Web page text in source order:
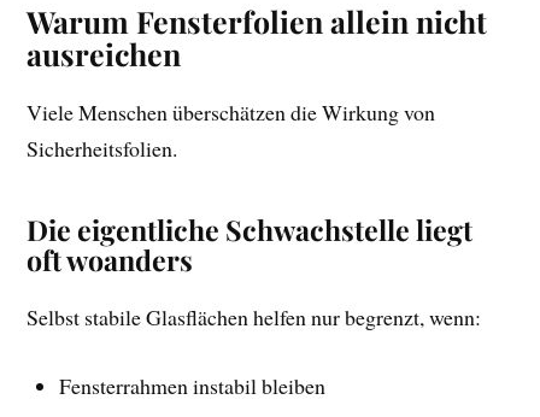
Warum Fensterfolien allein nicht
ausreichen
Viele Menschen überschätzen die Wirkung von
Sicherheitsfolien.
Die eigentliche Schwachstelle liegt
oft woanders
Selbst stabile Glasflächen helfen nur begrenzt, wenn:
Fensterrahmen instabil bleiben